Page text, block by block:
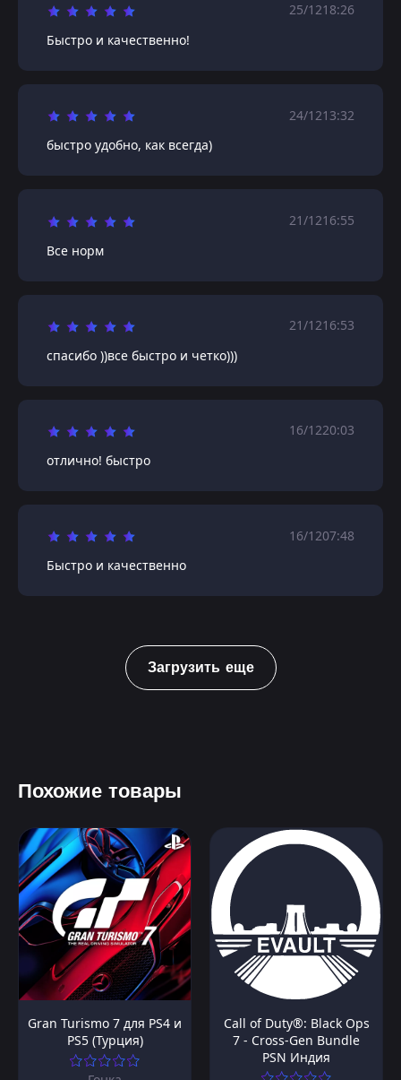
25/1218:26
Быстро и качественно!
24/1213:32
быстро удобно, как всегда)
21/1216:55
Все норм
21/1216:53
спасибо ))все быстро и четко)))
16/1220:03
отлично! быстро
16/1207:48
Быстро и качественно
Загрузить еще
Похожие товары
Gran Turismo 7 для PS4 и
PS5 (Турция)
Call of Duty®: Black Ops
7 - Cross-Gen Bundle
PSN Индия